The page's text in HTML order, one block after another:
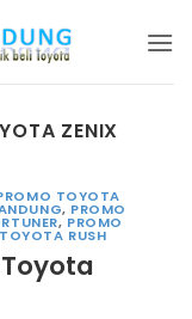
ZENIX
TOYOTA
, PROMO
, PROMO
RUSH